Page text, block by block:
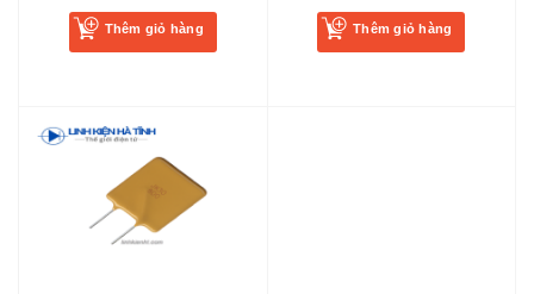
Thêm giỏ hàng Thêm giỏ hàng